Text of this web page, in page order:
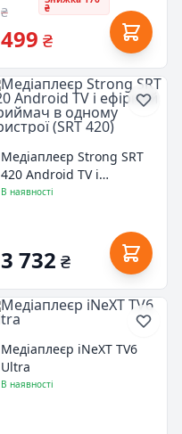
₴
₴
499 ₴
Медіаплеєр Strong SRT
420 Android TV і
ефірний приймач в
В наявності
3 732 ₴
Медіаплеєр iNeXT TV6
Ultra
В наявності